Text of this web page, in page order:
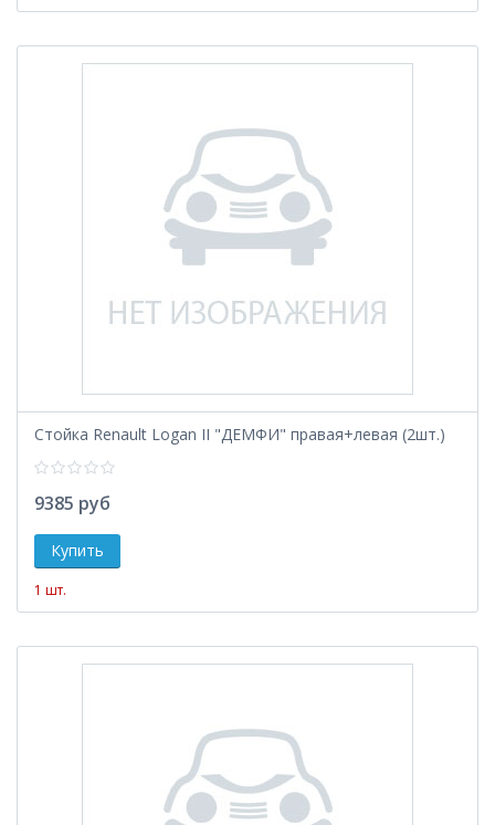
Стойка Renault Logan II "ДЕМФИ" правая+левая (2шт.)
9385 руб
1 шт.